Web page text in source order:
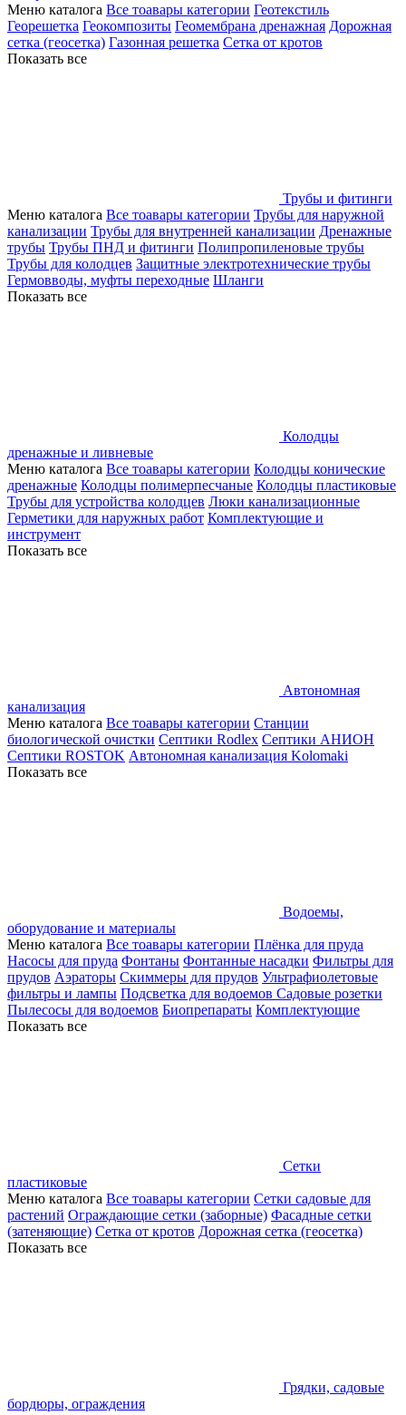
Меню каталога Все тоавары категории Геотекстиль
Георешетка Геокомпозиты Геомембрана дренажная Дорожная
сетка (геосетка) Газонная решетка Сетка от кротов
Показать все
Трубы и фитинги
Меню каталога Все тоавары категории Трубы для наружной
канализации Трубы для внутренней канализации Дренажные
трубы Трубы ПНД и фитинги Полипропиленовые трубы
Трубы для колодцев Защитные электротехнические трубы
Гермовводы, муфты переходные Шланги
Показать все
Колодцы
дренажные и ливневые
Меню каталога Все тоавары категории Колодцы конические
дренажные Колодцы полимерпесчаные Колодцы пластиковые
Трубы для устройства колодцев Люки канализационные
Герметики для наружных работ Комплектующие и
инструмент
Показать все
Автономная
канализация
Меню каталога Все тоавары категории Станции
биологической очистки Септики Rodlex Септики АНИОН
Септики ROSTOK Автономная канализация Kolomaki
Показать все
Водоемы,
оборудование и материалы
Меню каталога Все тоавары категории Плёнка для пруда
Насосы для пруда Фонтаны Фонтанные насадки Фильтры для
прудов Аэраторы Скиммеры для прудов Ультрафиолетовые
фильтры и лампы Подсветка для водоемов Садовые розетки
Пылесосы для водоемов Биопрепараты Комплектующие
Показать все
Сетки
пластиковые
Меню каталога Все тоавары категории Сетки садовые для
растений Ограждающие сетки (заборные) Фасадные сетки
(затеняющие) Сетка от кротов Дорожная сетка (геосетка)
Показать все
Грядки, садовые
бордюры, ограждения